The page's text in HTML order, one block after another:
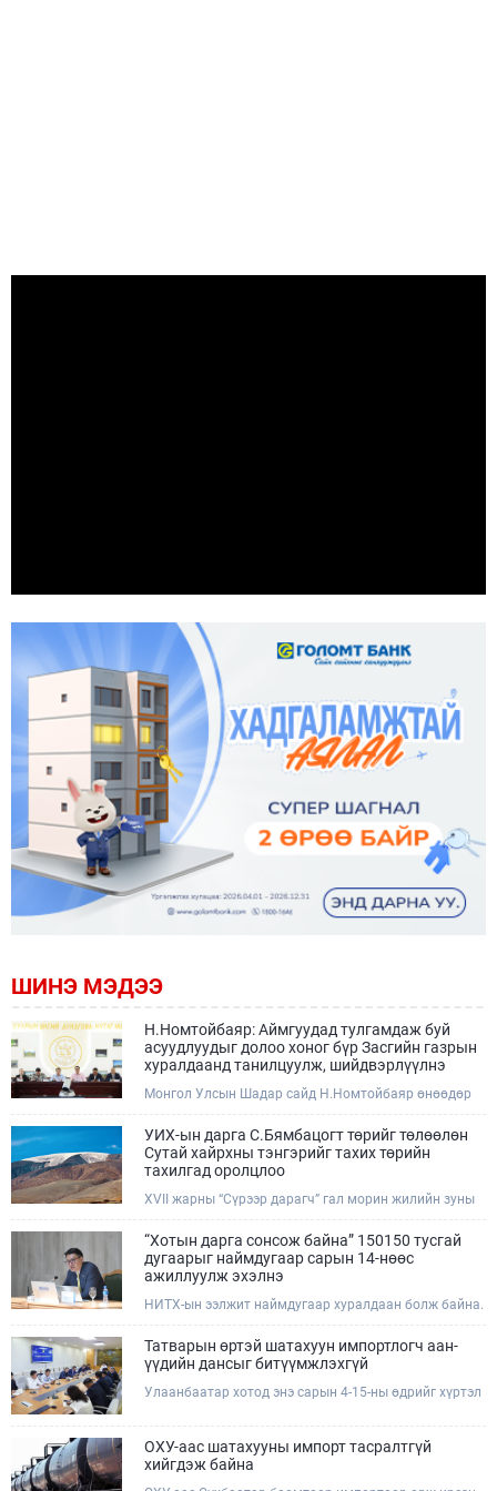
ШИНЭ МЭДЭЭ
Н.Номтойбаяр: Аймгуудад тулгамдаж буй
асуудлуудыг долоо хоног бүр Засгийн газрын
хуралдаанд танилцуулж, шийдвэрлүүлнэ
Монгол Улсын Шадар сайд Н.Номтойбаяр өнөөдөр
сайдын 10 дугаар албан даалгавар, Улсын Онцгой
комиссын даргын 3 дугаар тушаалын хүрээнд
Өмнөговь аймагт байгаль орчин, уул уурхайн 358
зөрчил илрүүлж, 200 гаруйг нь арилгуулаад байна.
УИХ-ын дарга С.Бямбацогт төрийг төлөөлөн
Сутай хайрхны тэнгэрийг тахих төрийн
тахилгад оролцлоо
XVII жарны “Сүрээр дарагч” гал морин жилийн зуны
өдөр /2026.08.06/ Сутай хайрхны тэнгэрийг тайх
төрийн тахилга боллоо.
“Хотын дарга сонсож байна” 150150 тусгай
дугаарыг наймдугаар сарын 14-нөөс
ажиллуулж эхэлнэ
НИТХ-ын ээлжит наймдугаар хуралдаан болж байна.
захиргааны байгууллага, албан тушаалтанд 2025,
2026 оны эхний хагас жилийн байдлаар иргэдээс
ирсэн өргөдөл, гомдлын шийдвэрлэлтийн тайлан
мэдээллийг сонслоо.
Татварын өртэй шатахуун импортлогч аан-
үүдийн дансыг битүүмжлэхгүй
Улаанбаатар хотод энэ сарын 4-15-ны өдрийг хүртэл
шатахуун түгээх станцуудын өдрийн борлуулалт хоёр
дахин буурч нэг машиныг цэнэглэх хурд нэмэгдсэн
ОХУ-аас шатахууны импорт тасралтгүй
хийгдэж байна